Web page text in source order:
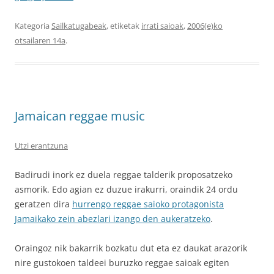
Kategoria Sailkatugabeak, etiketak irrati saioak,2006(e)ko
otsailaren 14a.
Jamaican reggae music
Utzi erantzuna
Badirudi inork ez duela reggae talderik proposatzeko
asmorik. Edo agian ez duzue irakurri, oraindik 24 ordu
geratzen dira hurrengo reggae saioko protagonista
Jamaikako zein abezlari izango den aukeratzeko.
Oraingoz nik bakarrik bozkatu dut eta ez daukat arazorik
nire gustokoen taldeei buruzko reggae saioak egiten